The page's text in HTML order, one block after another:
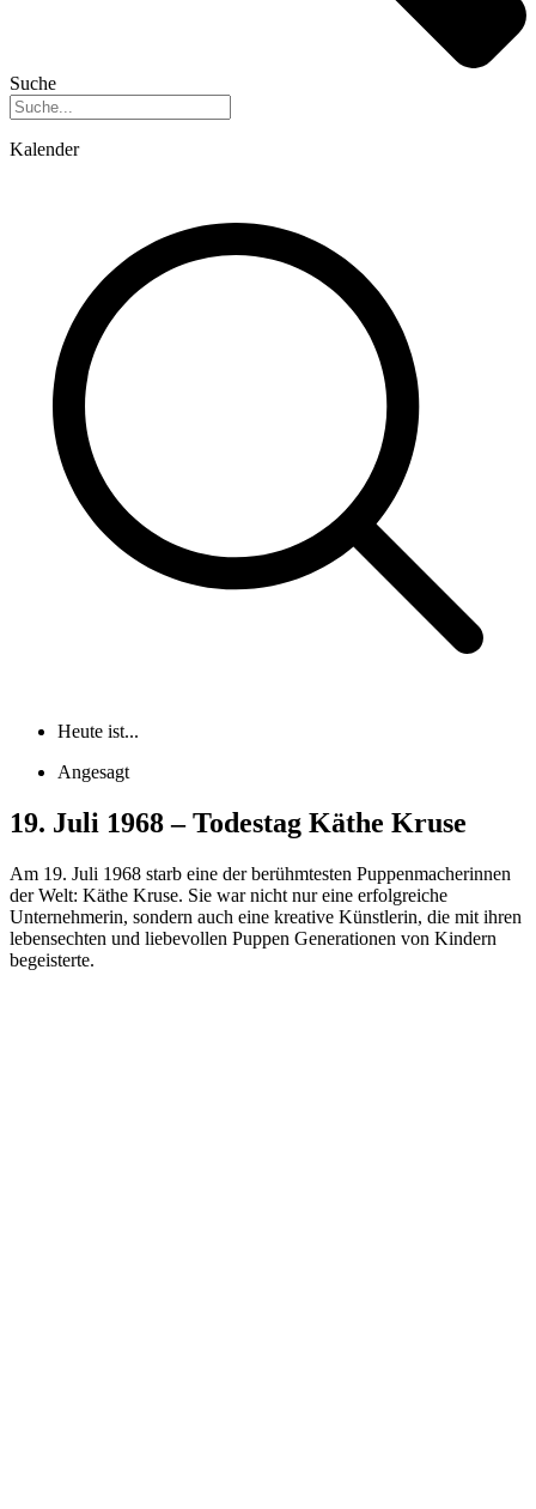
Suche
Kalender
Heute ist...
Angesagt
19. Juli 1968 – Todestag Käthe Kruse
Am 19. Juli 1968 starb eine der berühmtesten Puppenmacherinnen
der Welt: Käthe Kruse. Sie war nicht nur eine erfolgreiche
Unternehmerin, sondern auch eine kreative Künstlerin, die mit ihren
lebensechten und liebevollen Puppen Generationen von Kindern
begeisterte.